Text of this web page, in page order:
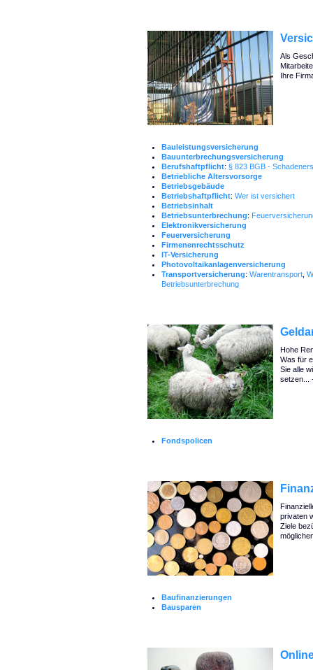
Als
Ihre
Bauleistungsversicherung
Bauunterbrechungsversicherung
Berufshaftpflicht: § 823 BGB -
Betriebliche Altersvorsorge
Betriebsgebäude
Betriebshaftpflicht: Wer ist versichert
Betriebsinhalt
Betriebsunterbrechung:
Elektronikversicherung
Feuerversicherung
Firmenenrechtsschutz
IT-Versicherung
Photovoltaikanlagenversicherung
Transportversicherung: Warentransport
Betriebsunterbrechung
Hohe
Was für
Sie alle
setzen...
Fondspolicen
privaten
Ziele
Baufinanzierungen
Bausparen